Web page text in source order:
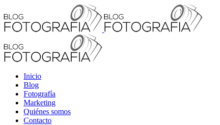
Inicio
Blog
Fotografía
Marketing
Quiénes somos
Contacto